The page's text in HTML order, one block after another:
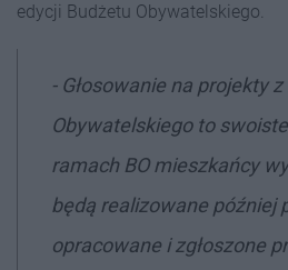
edycji Budżetu Obywatelskiego.
- Głosowanie na projekty
Obywatelskiego to
ramach BO mieszkańcy
będą realizowane później
opracowane i zgłoszone